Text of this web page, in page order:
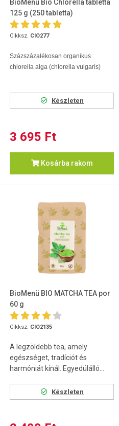
BioMenü Bio Chlorella tabletta
125 g (250 tabletta)
Cikksz. CIO277
Százszázalékosan organikus
chlorella alga (chlorella vulgaris)
Készleten
3 695 Ft
Kosárba rakom
BioMenü BIO MATCHA TEA por
60 g
Cikksz. CIO2135
A legzöldebb tea, amely
egészséget, tradíciót és
harmóniát kínál. Egyedülálló...
Készleten